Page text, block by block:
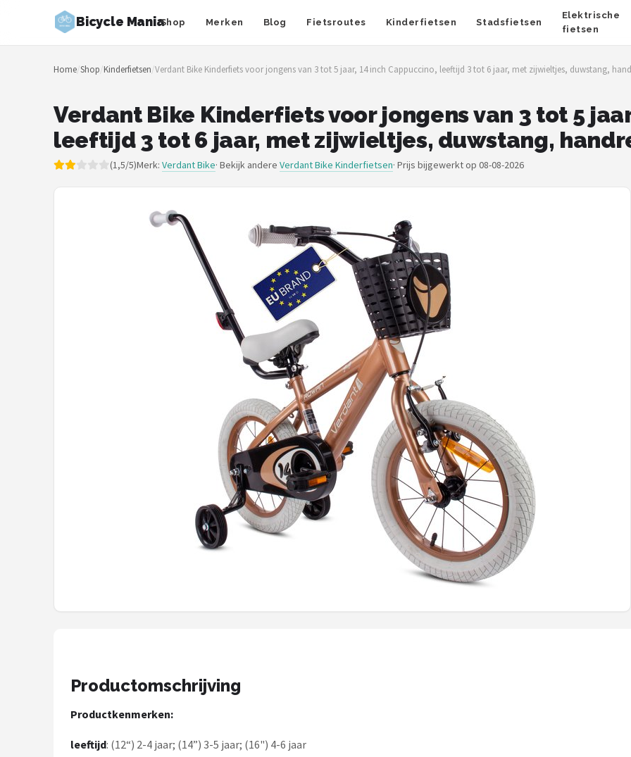
Bicycle ManiaShop Merken Blog Fietsroutes Kinderfietsen Stadsfietsen
Elektrische
fietsen
Zoeken
NAVIGATIE
Merken
Home/Shop/Kinderfietsen/Verdant Bike Kinderfiets voor jongens van 3 tot 5 jaar, 14 inch Cappuccino, leeftijd 3 tot 6 jaar, met zijwieltjes, duwstang,
Verdant Bike Kinderfiets voor jongens van 3 tot 5
leeftijd 3 tot 6 jaar, met zijwieltjes, duwstang,
(1,5/5)Merk: Verdant Bike· Bekijk andere Verdant Bike Kinderfietsen· Prijs bijgewerkt op 08-08-2026
Productomschrijving
Productkenmerken:
leeftijd: (12“) 2-4 jaar; (14”) 3-5 jaar; (16") 4-6 jaar